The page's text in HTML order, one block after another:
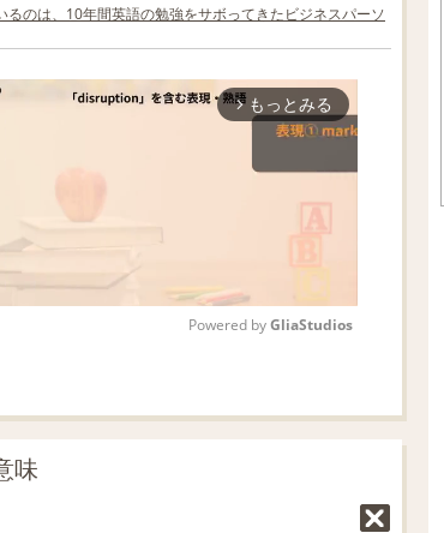
るのは、10年間英語の勉強をサボってきたビジネスパーソ
arrow_forward_ios もっとみる
Powered by GliaStudios
味